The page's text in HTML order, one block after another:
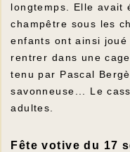
longtemps. Elle avait
champêtre sous les
enfants ont ainsi
rentrer dans une
tenu par Pascal
savonneuse... Le
adultes.
Fête votive du 17